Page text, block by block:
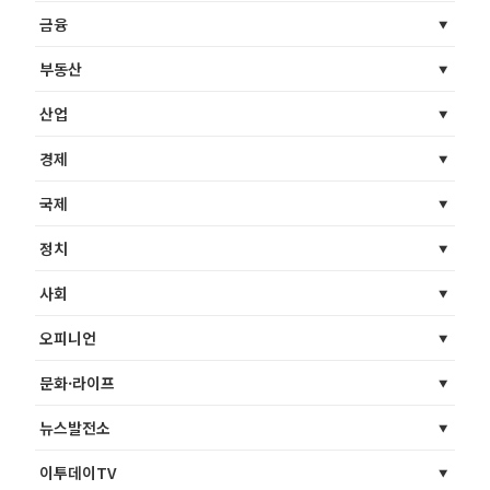
금융
부동산
산업
경제
국제
정치
사회
오피니언
문화·라이프
뉴스발전소
이투데이TV